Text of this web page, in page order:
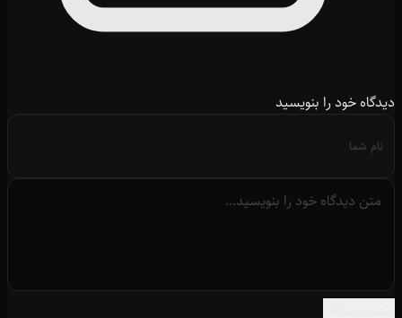
دیدگاه خود را بنویسید